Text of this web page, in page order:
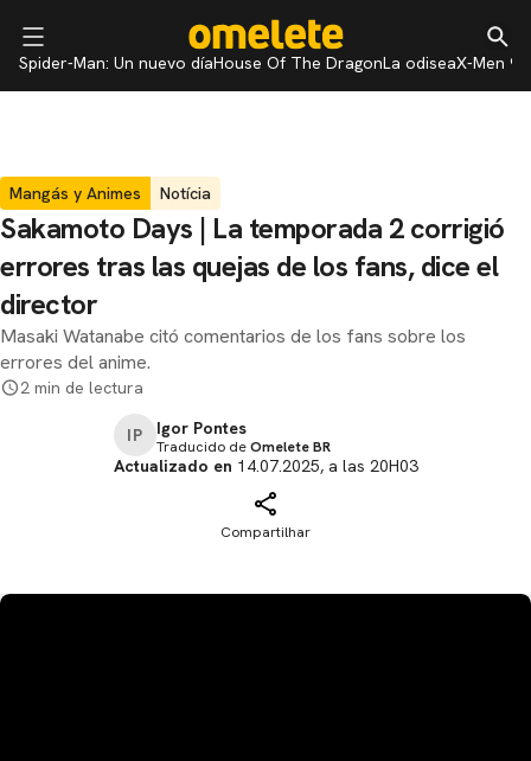
Spider-Man: Un nuevo díaHouse Of The DragonLa odiseaX-Men 97
Mangás y Animes Notícia
Sakamoto Days | La temporada 2 corrigió
errores tras las quejas de los fans, dice el
director
Masaki Watanabe citó comentarios de los fans sobre los
errores del anime.
2 min de lectura
IP Igor Pontes
Traducido deOmelete BR
Actualizado en 14.07.2025, a las 20H03
Compartilhar